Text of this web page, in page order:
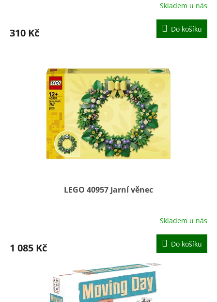
Skladem u nás
310 Kč Do košíku
LEGO 40957 Jarní věnec
Skladem u nás
1 085 Kč Do košíku